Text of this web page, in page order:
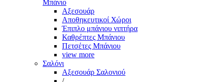
Μπάνιο
Αξεσουάρ
Αποθηκευτικοί Χώροι
Έπιπλο μπάνιου νιπτήρα
Καθρέπτες Μπάνιου
Πετσέτες Μπάνιου
view more
Σαλόνι
Αξεσουάρ Σαλονιού